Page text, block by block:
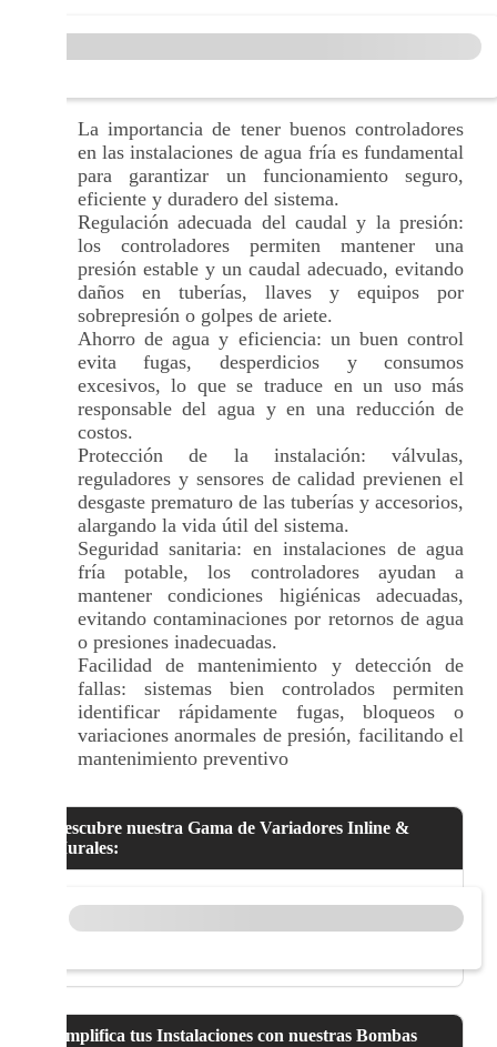
La importancia de tener buenos controladores
en las instalaciones de agua fría es fundamental
para garantizar un funcionamiento seguro,
eficiente y duradero del sistema.
Regulación adecuada del caudal y la presión:
los controladores permiten mantener una
presión estable y un caudal adecuado, evitando
daños en tuberías, llaves y equipos por
sobrepresión o golpes de ariete.
Ahorro de agua y eficiencia: un buen control
evita fugas, desperdicios y consumos
excesivos, lo que se traduce en un uso más
responsable del agua y en una reducción de
costos.
Protección de la instalación: válvulas,
reguladores y sensores de calidad previenen el
desgaste prematuro de las tuberías y accesorios,
alargando la vida útil del sistema.
Seguridad sanitaria: en instalaciones de agua
fría potable, los controladores ayudan a
mantener condiciones higiénicas adecuadas,
evitando contaminaciones por retornos de agua
o presiones inadecuadas.
Facilidad de mantenimiento y detección de
fallas: sistemas bien controlados permiten
identificar rápidamente fugas, bloqueos o
variaciones anormales de presión, facilitando el
mantenimiento preventivo
Descubre nuestra Gama de Variadores Inline &
Murales:
Simplifica tus Instalaciones con nuestras Bombas